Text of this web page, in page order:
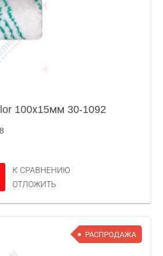
100х15мм 30-1092
К СРАВНЕНИЮ
ОТЛОЖИТЬ
РАСПРОДАЖА